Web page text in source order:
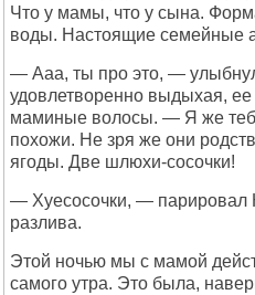
Что у мамы, что у сына.
воды. Настоящие семейные
— Ааа, ты про это, —
удовлетворенно выдыхая,
маминые волосы. — Я же
похожи. Не зря же они
ягоды. Две шлюхи-сосочки!
— Хуесосочки, — парировал
разлива.
Этой ночью мы с мамой
самого утра. Это была,